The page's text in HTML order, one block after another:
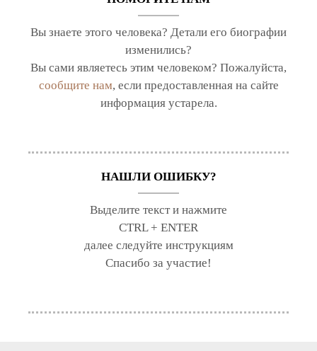
Вы знаете этого человека? Детали его биографии
изменились?
Вы сами являетесь этим человеком? Пожалуйста,
сообщите нам, если предоставленная на сайте
информация устарела.
НАШЛИ ОШИБКУ?
Выделите текст и нажмите
CTRL + ENTER
далее следуйте инструкциям
Спасибо за участие!